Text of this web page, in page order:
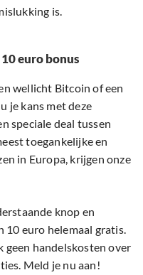
is.
euro bonus
wellicht Bitcoin of een
je kans met deze
speciale deal tussen
toegankelijke en
in Europa, krijgen onze
knop en
10 euro helemaal gratis.
geen handelskosten over
Meld je nu aan!